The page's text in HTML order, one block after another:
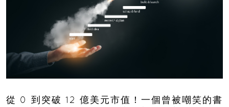
從 0 到突破 12 億美元市值！一個曾被嘲笑的書